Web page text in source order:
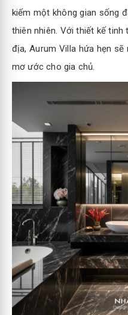
kiếm một không gian sống
thiên nhiên. Với thiết kế tinh
địa, Aurum Villa hứa hẹn
mơ ước cho gia chủ.